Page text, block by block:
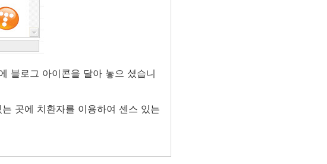
블로그 아이콘을 달아 놓으 셨습니
곳에 치환자를 이용하여 센스 있는